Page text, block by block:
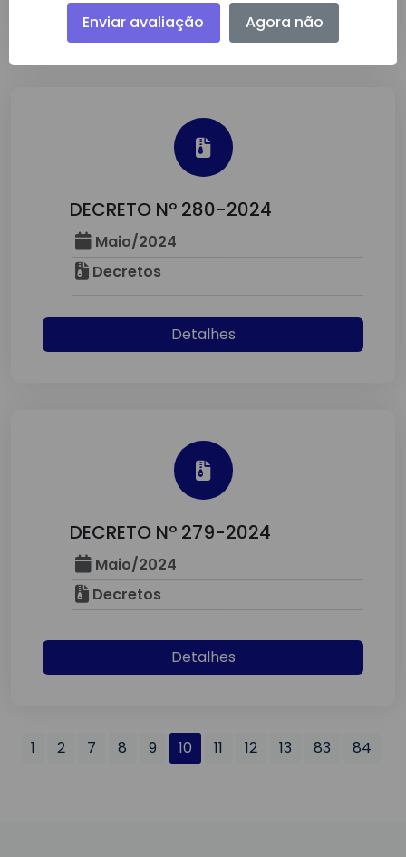
Detalhes
DECRETO Nº 280-2024
Maio/2024
Decretos
Detalhes
DECRETO Nº 279-2024
Maio/2024
Decretos
Detalhes
1 2 7 8 9 10 11 12 13 83 84
Enviar avaliação Agora não